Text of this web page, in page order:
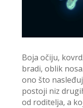
Boja očiju,
bradi, oblik
ono što
postoji niz
od roditelja, a